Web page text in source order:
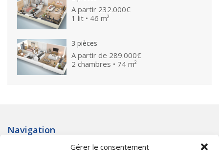
Gérer le consentement
A partir 232.000€
1 lit • 46 m²
3 pièces
A partir de 289.000€
2 chambres • 74 m²
Navigation